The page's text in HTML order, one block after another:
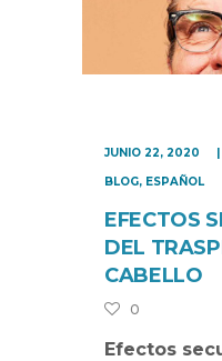
JUNIO 22, 2020
BLOG, ESPAÑOL
EFECTOS
DEL
CABELLO
0
Efectos